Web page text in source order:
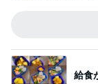
給食